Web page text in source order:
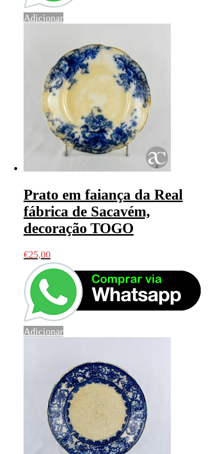
Adicionar
Prato em faiança da Real
fábrica de Sacavém,
decoração TOGO
€25,00
Adicionar